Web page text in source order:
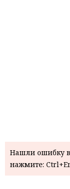
Нашли ошибку
нажмите: